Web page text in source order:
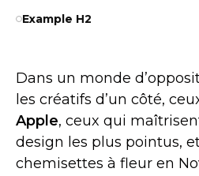
Dans un monde
les créatifs d’un côté,
Apple, ceux qui
design les plus pointus,
chemisettes à fleur en
Example H2